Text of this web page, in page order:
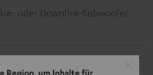
Region, um Inhalte für
oder Downfire-Subwoofer